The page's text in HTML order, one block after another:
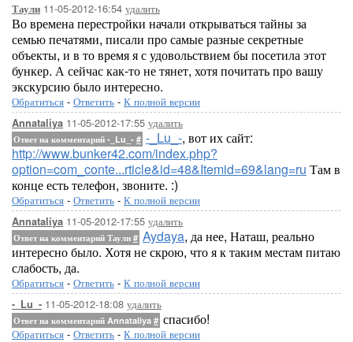
Таули 11-05-2012-16:54 удалить
Во времена перестройки начали открываться тайны за
семью печатями, писали про самые разные секретные
объекты, и в то время я с удовольствием бы посетила этот
бункер. А сейчас как-то не тянет, хотя почитать про вашу
экскурсию было интересно.
Обратиться - Ответить - К полной версии
Annataliya 11-05-2012-17:55 удалить
Ответ на комментарий -_Lu_- # -_Lu_-, вот их сайт:
http://www.bunker42.com/index.php?
option=com_conte...rticle&id=48&Itemid=69&lang=ru Там в
конце есть телефон, звоните. :)
Обратиться - Ответить - К полной версии
Annataliya 11-05-2012-17:55 удалить
Ответ на комментарий Таули # Aydaya, да нее, Наташ, реально
интересно было. Хотя не скрою, что я к таким местам питаю
слабость, да.
Обратиться - Ответить - К полной версии
-_Lu_- 11-05-2012-18:08 удалить
Ответ на комментарий Annataliya # спасибо!
Обратиться - Ответить - К полной версии